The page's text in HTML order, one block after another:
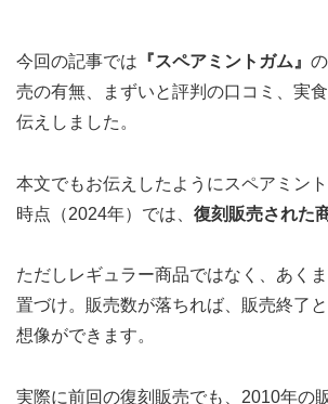
今回の記事では 『スペアミントガム』
売の有無、まずいと評判の口コミ、実
伝えしました。
本文でもお伝えしたようにスペアミン
時点（2024年）では、 復刻販売された
ただしレギュラー商品ではなく、あく
置づけ。販売数が落ちれば、販売終了
想像ができます。
実際に前回の復刻販売でも、2010年の